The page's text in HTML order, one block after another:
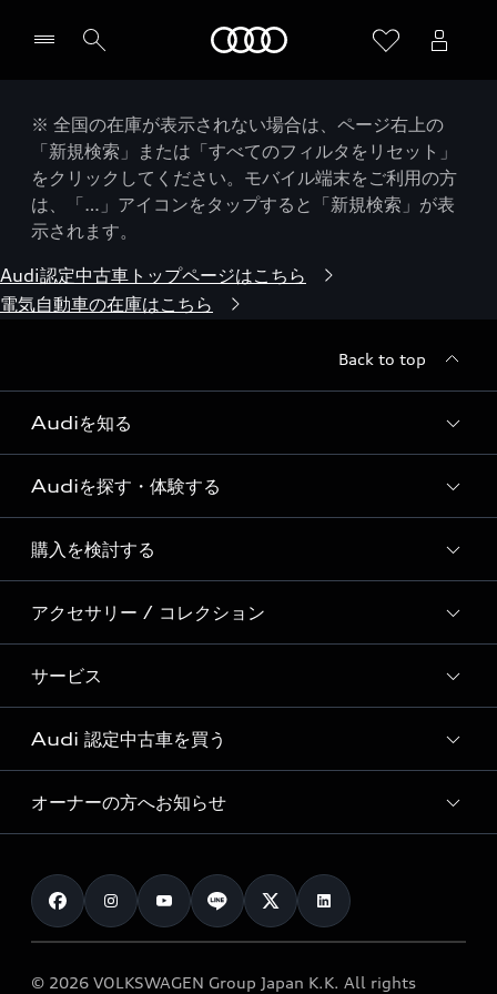
※ 全国の在庫が表示されない場合は、ページ右上の
「新規検索」または「すべてのフィルタをリセット」
をクリックしてください。モバイル端末をご利用の方
は、「…」アイコンをタップすると「新規検索」が表
示されます。
Audi認定中古車トップページはこちら
電気自動車の在庫はこちら
Back to top
Audiを知る
Audi ブランド
Story of Progress
Audi Sport
Formula 1®
デジタルサービス
Audiを探す・体験する
ディーラー検索
新車在庫検索
試乗車・展示車検索
見積り依頼
試乗予約
購入を検討する
モデル一覧
特別仕様モデル / 限定モデル
e-tronラインアップ
価格シミュレーション
車両比較
カタログ一覧
アクセサリー / コレクション
純正アクセサリー
オンラインショップ
Audi collection
アウディナビアプリ
サービス
サービス入庫予約
サービスプログラム
メンテナンス
車検 / 定期点検
e-tronアフターサポート
Audi 認定中古車を買う
Audi認定中古車
クオリティ
保証
メンテナンス
オーナーの方へお知らせ
お知らせ
オーナー様向けキャンペーン
© 2026 VOLKSWAGEN Group Japan K.K. All rights